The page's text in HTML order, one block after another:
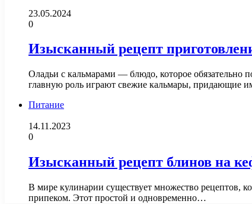
23.05.2024
0
Изысканный рецепт
Оладьи с кальмарами — блюдо, которое обязательно
главную роль играют свежие кальмары, придающие
Питание
14.11.2023
0
Изысканный рецепт блинов на
В мире кулинарии существует множество рецептов,
припеком. Этот простой и одновременно…